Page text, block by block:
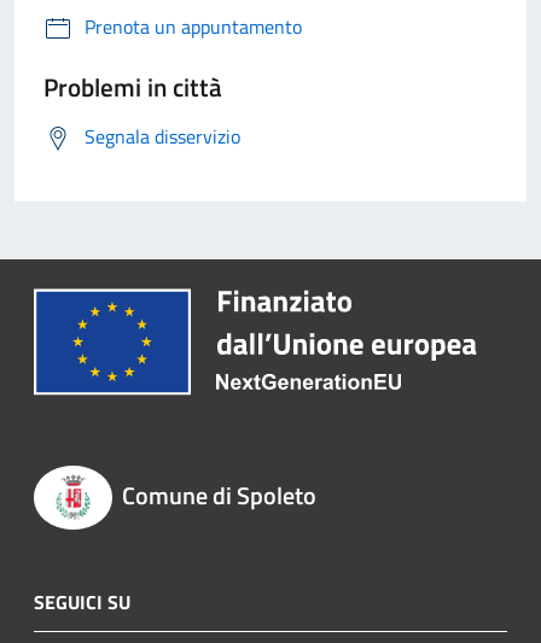
Prenota un appuntamento
Problemi in città
Segnala disservizio
Comune di Spoleto
SEGUICI SU